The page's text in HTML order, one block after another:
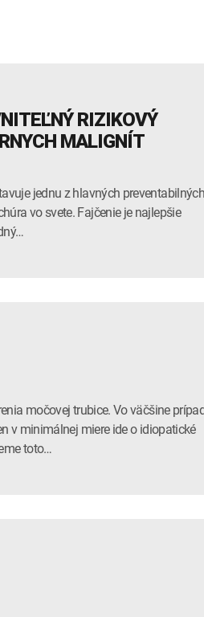
RIZIKOVÝ
MALIGNÍT
jednu z hlavných
vo svete. Fajčenie je najlepšie
močovej trubice. Vo väčšine
v minimálnej miere ide o idiopatické
toto…